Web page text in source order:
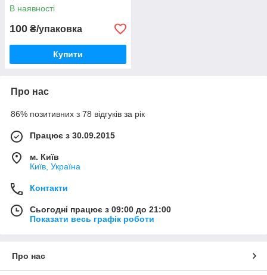
В наявності
100 ₴/упаковка
Купити
Про нас
86% позитивних з 78 відгуків за рік
Працює з 30.09.2015
м. Київ
Київ, Україна
Контакти
Сьогодні працює з 09:00 до 21:00
Показати весь графік роботи
Про нас